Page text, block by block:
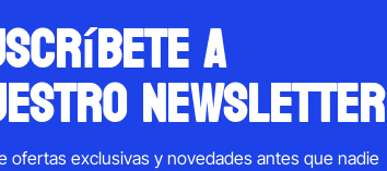
a
newsletter
ofertas exclusivas y novedades antes que nadie